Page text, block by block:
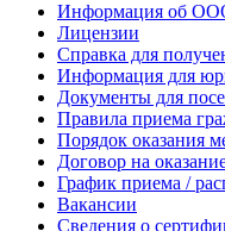
Информация об
Лицензии
Справка для
Информация для
Документы для
Правила приема
Порядок оказания
Договор на
График приема /
Вакансии
Сведения о